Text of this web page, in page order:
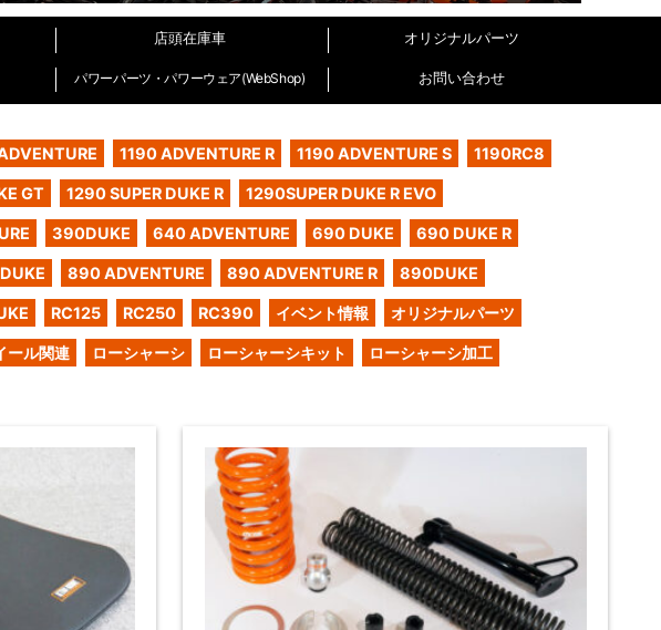
店頭在庫車 オリジナルパーツ
パワーパーツ・パワーウェア(WebShop) お問い合わせ
1190 ADVENTURE R 1190 ADVENTURE S 1190RC8
GT 1290 SUPER DUKE R 1290SUPER DUKE R EVO
390DUKE 640 ADVENTURE 690 DUKE 690 DUKE R
890 ADVENTURE 890 ADVENTURE R 890DUKE
RC125 RC250 RC390 イベント情報 オリジナルパーツ
ール関連 ローシャーシ ローシャーシキット ローシャーシ加工